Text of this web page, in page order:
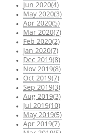
Jun 2020(4)
May 2020(3)
Apr 2020(5)
Mar 2020(7)
Feb 2020(2)
Jan 2020(7)
Dec 2019(8)
Nov 2019(8)
Oct 2019(7)
Sep 2019(3)
Aug 2019(3)
Jul 2019(10)
May 2019(5)
Apr 2019(7)